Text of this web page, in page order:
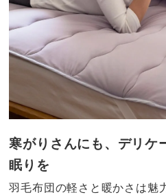
寒がりさんにも、デリケ
眠りを
羽毛布団の軽さと暖かさは魅